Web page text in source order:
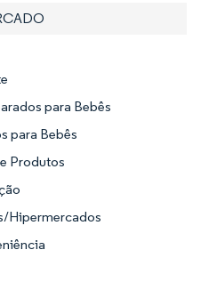
para Bebês
para Bebês
Produtos
Hipermercados